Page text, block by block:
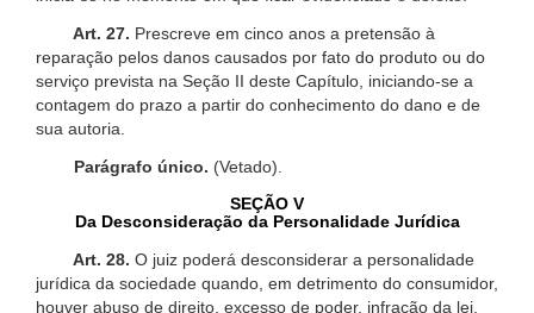
Art. 27. Prescreve em cinco anos a pretensão à
reparação pelos danos causados por fato do produto ou do
serviço prevista na Seção II deste Capítulo, iniciando-se a
contagem do prazo a partir do conhecimento do dano e de
sua autoria.
Parágrafo único. (Vetado).
SEÇÃO V
Da Desconsideração da Personalidade Jurídica
Art. 28. O juiz poderá desconsiderar a personalidade
jurídica da sociedade quando, em detrimento do consumidor,
houver abuso de direito, excesso de poder, infração da lei,